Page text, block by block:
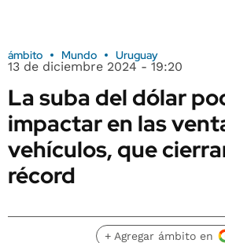
ámbito Mundo Uruguay
13 de diciembre 2024 - 19:20
La suba del dólar
impactar en las
vehículos, que
récord
+ Agregar ámbito en